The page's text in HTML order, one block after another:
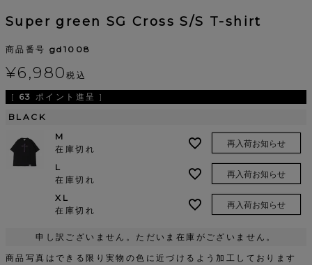
Super green SG Cross S/S T-shirt
商品番号 gd1008
¥6,980税込
[ 63 ポイント進呈 ]
BLACK
M
在庫切れ
再入荷お知らせ
L
在庫切れ
再入荷お知らせ
XL
在庫切れ
再入荷お知らせ
申し訳ございません。ただいま在庫がございません。
商品写真はできる限り実物の色に近づけるよう加工しております